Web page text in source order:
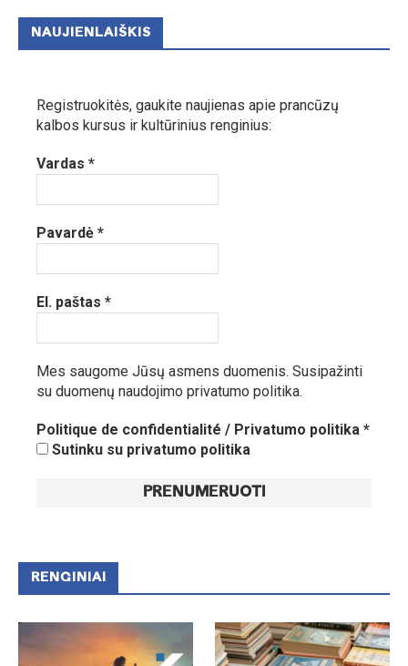
NAUJIENLAIŠKIS
Registruokitės, gaukite naujienas apie prancūzų
kalbos kursus ir kultūrinius renginius:
Vardas *
Pavardė *
El. paštas *
Mes saugome Jūsų asmens duomenis. Susipažinti
su duomenų naudojimo privatumo politika.
Politique de confidentialité / Privatumo politika *
Sutinku su privatumo politika
RENGINIAI